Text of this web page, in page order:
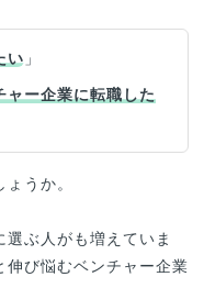
い 」
ャー企業に転職した
うか。
ぶ人がも増えていま
伸び悩むベンチャー企業